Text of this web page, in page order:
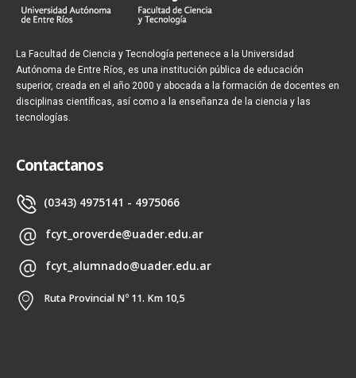
La Facultad de Ciencia y Tecnología pertenece a la Universidad
Autónoma de Entre Ríos, es una institución pública de educación
superior, creada en el año 2000 y abocada a la formación de docentes en
disciplinas científicas, así como a la enseñanza de la ciencia y las
tecnologías.
Contactanos
(0343) 4975141 - 4975066
fcyt_oroverde@uader.edu.ar
fcyt_alumnado@uader.edu.ar
Ruta Provincial Nº 11. Km 10,5